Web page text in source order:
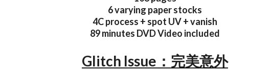
6 varying paper stocks
4C process + spot UV + vanish
89 minutes DVD Video included
Glitch Issue：完美意外